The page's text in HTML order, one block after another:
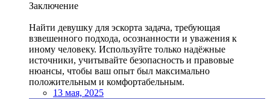
Заключение
Найти девушку для эскорта задача, требующая
взвешенного подхода, осознанности и уважения к
иному человеку. Используйте только надёжные
источники, учитывайте безопасность и правовые
нюансы, чтобы ваш опыт был максимально
положительным и комфортабельным.
13 мая, 2025